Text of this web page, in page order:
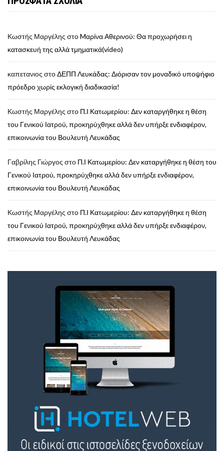
Κωστής Μαργέλης στοMαρίνα Αθερινού: Θα προχωρήσει η
κατασκευή της αλλά τμηματικά(video)
καπετανιος στοΔΕΠΠ Λευκάδας: Διόρισαν τον μοναδικό υποψήφιο
πρόεδρο χωρίς εκλογική διαδικασία!
Κωστής Μαργέλης στο Π.Ι Κατωμερίου: Δεν καταργήθηκε η θέση
του Γενικού Ιατρού, προκηρύχθηκε αλλά δεν υπήρξε ενδιαφέρον,
επικοινωνία του Βουλευτή Λευκάδας
Γαβρίλης Γιώργος στο Π.Ι Κατωμερίου: Δεν καταργήθηκε η θέση του
Γενικού Ιατρού, προκηρύχθηκε αλλά δεν υπήρξε ενδιαφέρον,
επικοινωνία του Βουλευτή Λευκάδας
Κωστής Μαργέλης στο Π.Ι Κατωμερίου: Δεν καταργήθηκε η θέση
του Γενικού Ιατρού, προκηρύχθηκε αλλά δεν υπήρξε ενδιαφέρον,
επικοινωνία του Βουλευτή Λευκάδας